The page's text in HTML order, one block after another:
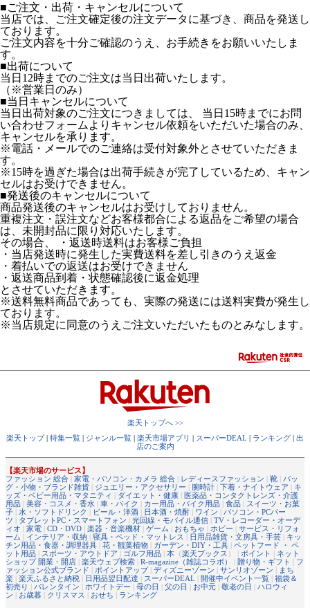
■ご注文・出荷・キャンセルについて
当店では、ご注文確定後の注文データに基づき、商品を発送し
ております。
ご注文内容を十分ご確認のうえ、お手続きをお願いいたしま
す。
■出荷について
当日12時までのご注文は当日出荷いたします。
（※営業日のみ）
■当日キャンセルについて
当日出荷対象のご注文につきましては、 当日15時までにお問
い合わせフォームよりキャンセル依頼をいただいた場合のみ、
キャンセルを承ります。
※電話・メールでのご連絡は受付対象外とさせていただきま
す。
※15時を過ぎた場合は出荷手続きが完了しているため、キャン
セルはお受けできません。
■発送後のキャンセルについて
商品発送後のキャンセルはお受けしておりません。
重複注文・誤注文などお客様都合による返品をご希望の場合
は、未開封品に限り対応いたします。
その場合、 ・返送時送料はお客様ご負担
・当店発送時に発生した実費送料を差し引きのうえ返金
・着払いでの返送はお受けできません
・返送商品到着・状態確認後に返金処理
とさせていただきます。
※送料無料商品であっても、実際の発送には送料実費が発生し
ております。
※当店規定に同意のうえご注文いただいたものとみなします。
楽天トップへ >>
楽天トップ| 特集一覧 | ジャンル一覧 | 楽天市場アプリ | スーパーDEAL | ランキング | 出
店のご案内
【楽天市場のサービス】
ファッション 総合 | 家電・パソコン・カメラ 総合 | レディースファッション | 靴 | バッ
グ・小物・ブランド雑貨 | ジュエリー・アクセサリー | 腕時計 | 下着・ナイトウェア | キ
ッズ・ベビー用品・マタニティ | ダイエット・健康 | 医薬品・コンタクトレンズ・介護
用品 | 美容・コスメ・香水 | 車・バイク | カー用品・バイク用品 | 食品 | スイーツ・お菓
子 | 水・ソフトドリンク | ビール・洋酒 | 日本酒・焼酎 | ワイン | パソコン・PCパー
ツ | タブレットPC・スマートフォン | 光回線・モバイル通信 | TV・レコーダー・オーデ
ィオ | 家電 | CD・DVD | 楽器・音楽機材 | ゲーム | おもちゃ | ホビー | サービス・リフォ
ーム | インテリア・収納 | 寝具・ベッド・マットレス | 日用品雑貨・文房具・手芸 | キッ
チン用品・食器・調理器具 | 花・観葉植物 | ガーデン・DIY・工具 | ペットフード ・ ペ
ット用品 | スポーツ・アウトドア | ゴルフ用品 | 本 （楽天ブックス ） | ポイント | ネット
ショップ 開業・開店 | 楽天ウェブ検索 | R-magazine（雑誌コラボ） | 贈り物・ギフト | フ
ァッション公式ブランド | ポイントアップ| ディズニーゾーン | サンリオゾーン | まち
楽 | 楽天ふるさと納税 | 日用品翌日配達 | スーパーDEAL | 開催中イベント一覧 | 福袋＆
初売り | バレンタイン | ホワイトデー | 母の日 | 父の日 | お中元 | 敬老の日 | ハロウィ
ン | お歳暮 | クリスマス | おせち | ランキング